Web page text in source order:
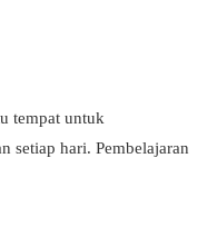
tempat untuk
setiap hari. Pembelajaran